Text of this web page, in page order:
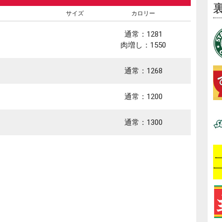
サイズ カロリー
通常：1281
肉増し：1550
通常：1268
通常：1200
通常：1300